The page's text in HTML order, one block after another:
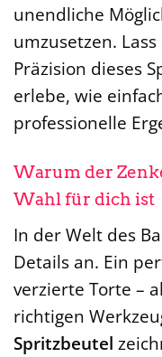
unendliche
umzusetzen.
Präzision dieses
erlebe, wie
professionelle
Warum der
Wahl für dich ist
In der Welt des
Details an. Ein
verzierte Torte –
richtigen
Spritzbeutel